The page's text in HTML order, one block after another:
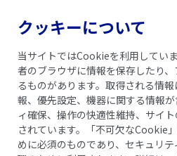
乾癬ガイドブック 記事一覧
クッキーについて
当サイトではCookieを利用してい
者のブラウザに情報を保存したり
るものがあります。取得される情
報、優先設定、機器に関する情報
ィ確保、操作の快適性維持、サイ
されています。「不可欠なCookie
めに必須のものであり、セキュリ